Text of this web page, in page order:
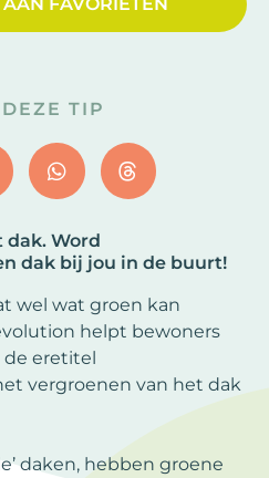
Word
dak bij jou in de buurt!
wel wat groen kan
helpt bewoners
de eretitel
vergroenen van het dak
daken, hebben groene
TIP